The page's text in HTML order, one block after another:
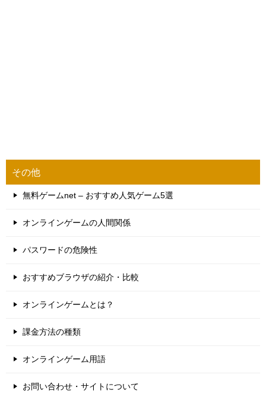
その他
無料ゲームnet – おすすめ人気ゲーム5選
オンラインゲームの人間関係
パスワードの危険性
おすすめブラウザの紹介・比較
オンラインゲームとは？
課金方法の種類
オンラインゲーム用語
お問い合わせ・サイトについて